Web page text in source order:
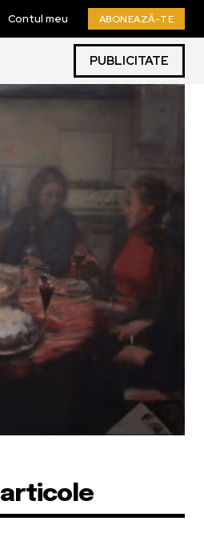
Contul meu ABONEAZĂ-TE
PUBLICITATE